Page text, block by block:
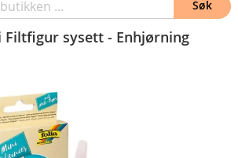
Filtfigur sysett - Enhjørning
Søk